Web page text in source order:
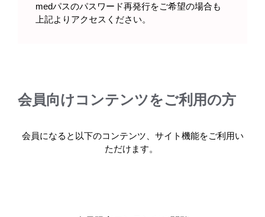
製品のよくある質問はこちら
2026年07月
販売・その他
medパスのパスワード再発行をご希望の場合も
上記よりアクセスください。
会員向けコンテンツをご利用の方
会員になると以下のコンテンツ、サイト機能をご利用い
ただけます。